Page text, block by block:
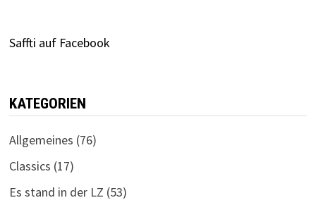
Saffti auf Facebook
KATEGORIEN
Allgemeines (76)
Classics (17)
Es stand in der LZ (53)